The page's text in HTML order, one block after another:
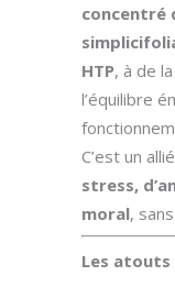
concentré
HTP, à de la
l’équilibre
C’est un
stress,
moral,
Les